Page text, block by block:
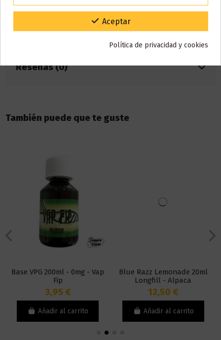
Detalles del producto
Reseñas (0)
También puede que te guste
Base VPG 200ml - 0mg - Vap
Fip
3,95 €
Añadir al carrito
Blue Razz Lemonade 20ml
Longfill - Alpaca
12,50 €
Añadir al carrito
Gracias por tu paciencia y por seguir confiando en nosotros.
Aceptar
Política de privacidad y cookies